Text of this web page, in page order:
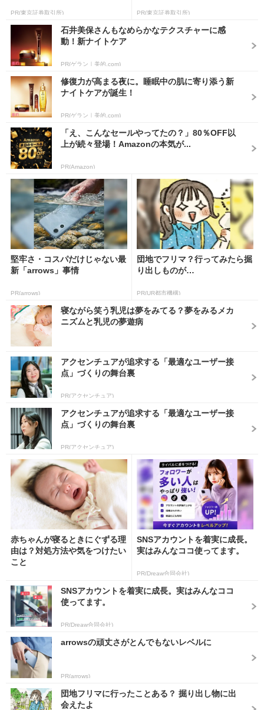
PR(東京証券取引所) PR(東京証券取引所)
石井美保さんもなめらかなテクスチャーに感
動！新ナイトケア
PR(ゲラン｜美的.com)
修復力が高まる夜に。睡眠中の肌に寄り添う新
ナイトケアが誕生！
PR(ゲラン｜美的.com)
「え、こんなセールやってたの？」80％OFF以
上が続々登場！Amazonの本気が...
PR(Amazon)
堅牢さ・コスパだけじゃない最
新「arrows」事情
PR(arrows)
団地でフリマ？行ってみたら掘
り出しものが…
PR(UR都市機構)
寝ながら笑う乳児は夢をみてる？夢をみるメカ
ニズムと乳児の夢遊病
アクセンチュアが追求する「最適なユーザー接
点」づくりの舞台裏
PR(アクセンチュア)
アクセンチュアが追求する「最適なユーザー接
点」づくりの舞台裏
PR(アクセンチュア)
赤ちゃんが寝るときにぐずる理
由は？対処方法や気をつけたい
こと
SNSアカウントを着実に成長。
実はみんなココ使ってます。
PR(Dreaw合同会社)
SNSアカウントを着実に成長。実はみんなココ
使ってます。
PR(Dreaw合同会社)
arrowsの頑丈さがとんでもないレベルに
PR(arrows)
団地フリマに行ったことある？ 掘り出し物に出
会えたよ